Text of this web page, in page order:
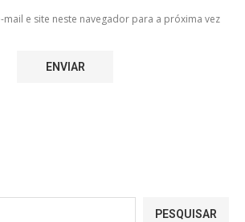
mail e site neste navegador para a próxima vez
PESQUISAR